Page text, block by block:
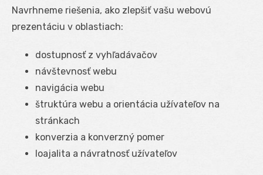
Navrhneme riešenia, ako zlepšiť vašu webovú
prezentáciu v oblastiach:
dostupnosť z vyhľadávačov
návštevnosť webu
navigácia webu
štruktúra webu a orientácia užívateľov na
stránkach
konverzia a konverzný pomer
loajalita a návratnosť užívateľov